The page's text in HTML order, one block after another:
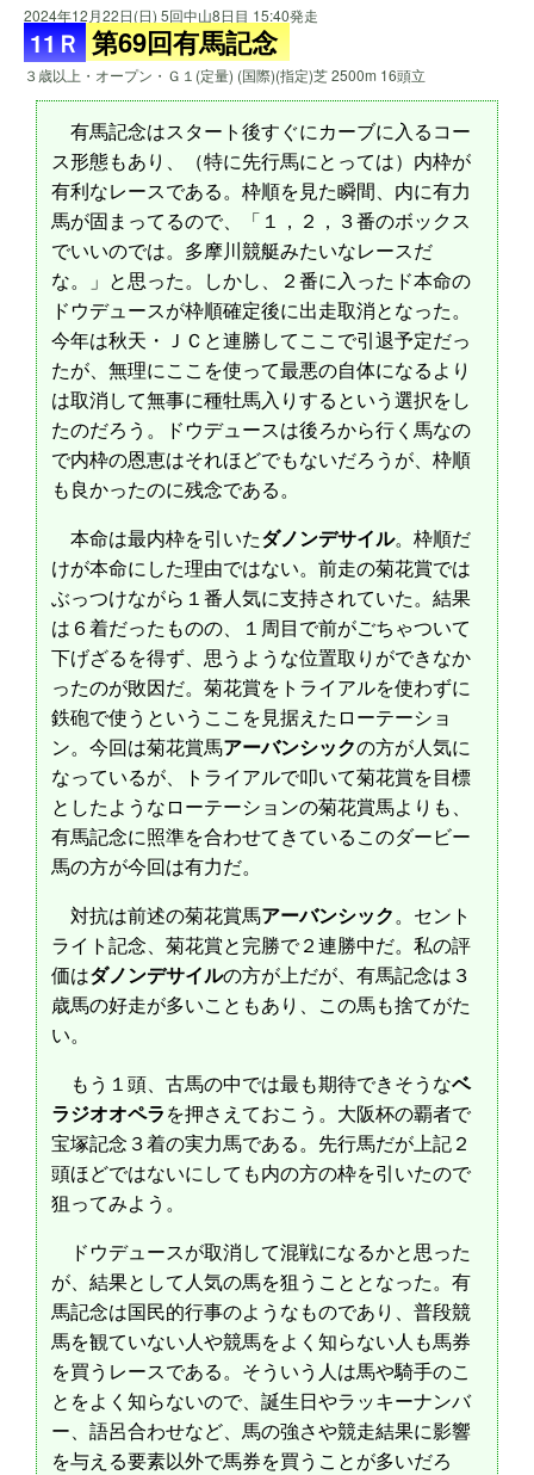
2024年12月22日(日) 5回中山8日目 15:40発走
11Ｒ 第69回有馬記念
３歳以上・オープン・Ｇ１(定量) (国際)(指定)芝 2500m 16頭立
有馬記念はスタート後すぐにカーブに入るコー
ス形態もあり、（特に先行馬にとっては）内枠が
有利なレースである。枠順を見た瞬間、内に有力
馬が固まってるので、「１，２，３番のボックス
でいいのでは。多摩川競艇みたいなレースだ
な。」と思った。しかし、２番に入ったド本命の
ドウデュースが枠順確定後に出走取消となった。
今年は秋天・ＪＣと連勝してここで引退予定だっ
たが、無理にここを使って最悪の自体になるより
は取消して無事に種牡馬入りするという選択をし
たのだろう。ドウデュースは後ろから行く馬なの
で内枠の恩恵はそれほどでもないだろうが、枠順
も良かったのに残念である。
本命は最内枠を引いたダノンデサイル。枠順だ
けが本命にした理由ではない。前走の菊花賞では
ぶっつけながら１番人気に支持されていた。結果
は６着だったものの、１周目で前がごちゃついて
下げざるを得ず、思うような位置取りができなか
ったのが敗因だ。菊花賞をトライアルを使わずに
鉄砲で使うというここを見据えたローテーショ
ン。今回は菊花賞馬アーバンシックの方が人気に
なっているが、トライアルで叩いて菊花賞を目標
としたようなローテーションの菊花賞馬よりも、
有馬記念に照準を合わせてきているこのダービー
馬の方が今回は有力だ。
対抗は前述の菊花賞馬アーバンシック。セント
ライト記念、菊花賞と完勝で２連勝中だ。私の評
価はダノンデサイルの方が上だが、有馬記念は３
歳馬の好走が多いこともあり、この馬も捨てがた
い。
もう１頭、古馬の中では最も期待できそうなベ
ラジオオペラを押さえておこう。大阪杯の覇者で
宝塚記念３着の実力馬である。先行馬だが上記２
頭ほどではないにしても内の方の枠を引いたので
狙ってみよう。
ドウデュースが取消して混戦になるかと思った
が、結果として人気の馬を狙うこととなった。有
馬記念は国民的行事のようなものであり、普段競
馬を観ていない人や競馬をよく知らない人も馬券
を買うレースである。そういう人は馬や騎手のこ
とをよく知らないので、誕生日やラッキーナンバ
ー、語呂合わせなど、馬の強さや競走結果に影響
を与える要素以外で馬券を買うことが多いだろ